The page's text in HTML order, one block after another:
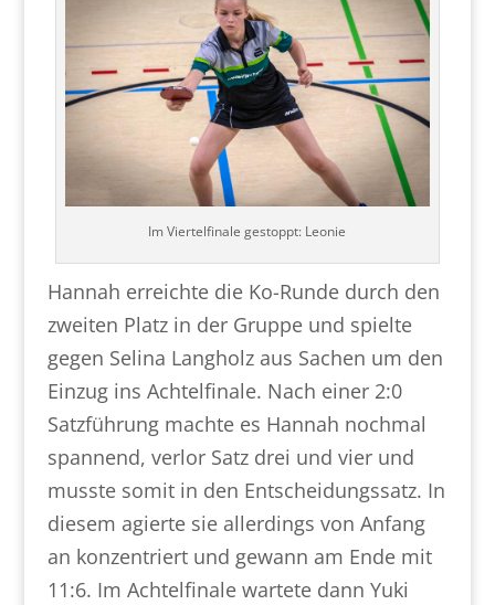
Im Viertelfinale gestoppt: Leonie
Hannah erreichte die Ko-Runde durch den
zweiten Platz in der Gruppe und spielte
gegen Selina Langholz aus Sachen um den
Einzug ins Achtelfinale. Nach einer 2:0
Satzführung machte es Hannah nochmal
spannend, verlor Satz drei und vier und
musste somit in den Entscheidungssatz. In
diesem agierte sie allerdings von Anfang
an konzentriert und gewann am Ende mit
11:6. Im Achtelfinale wartete dann Yuki